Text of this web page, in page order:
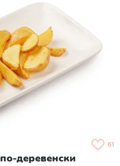
61
деревенски